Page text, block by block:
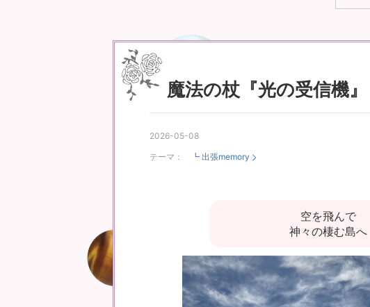
魔法の杖『光の受信機』
2026-05-08
テーマ：
┗ 出張memory
空を飛んで
神々の棲む島へ